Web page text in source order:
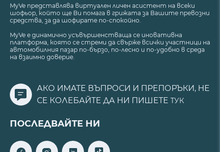
MyVe представлява виртуален личен асистент на всеки
шофьор, който ще Ви помага в грижата за Вашите превозни
средства, за да шофирате по-спокойно.
MyVe е динамично усъвършенстваща се иновативна
платформа, която се стреми да свърже всички участници на
автомобилния пазар по-бързо, по-лесно и по-удобно в среда
на взаимно доверие.
АКО ИМАТЕ ВЪПРОСИ И ПРЕПОРЪКИ, НЕ
СЕ КОЛЕБАЙТЕ ДА НИ ПИШЕТЕ ТУК
ПОСЛЕДВАЙТЕ НИ